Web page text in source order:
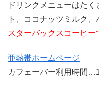
ドリンクメニューはた
ト、ココナッツミルク
スターバックスコーヒー
亜熱帯ホームページ
カフェーバー利用時間